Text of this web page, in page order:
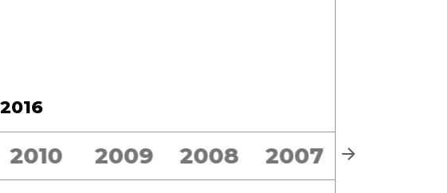
2010 2009 2008 2007 2006